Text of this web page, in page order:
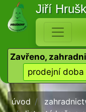
Jiří
Zavřeno,
prodejní doba
úvod